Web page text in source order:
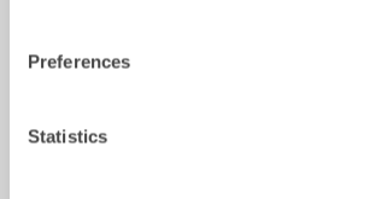
Preferences
Statistics